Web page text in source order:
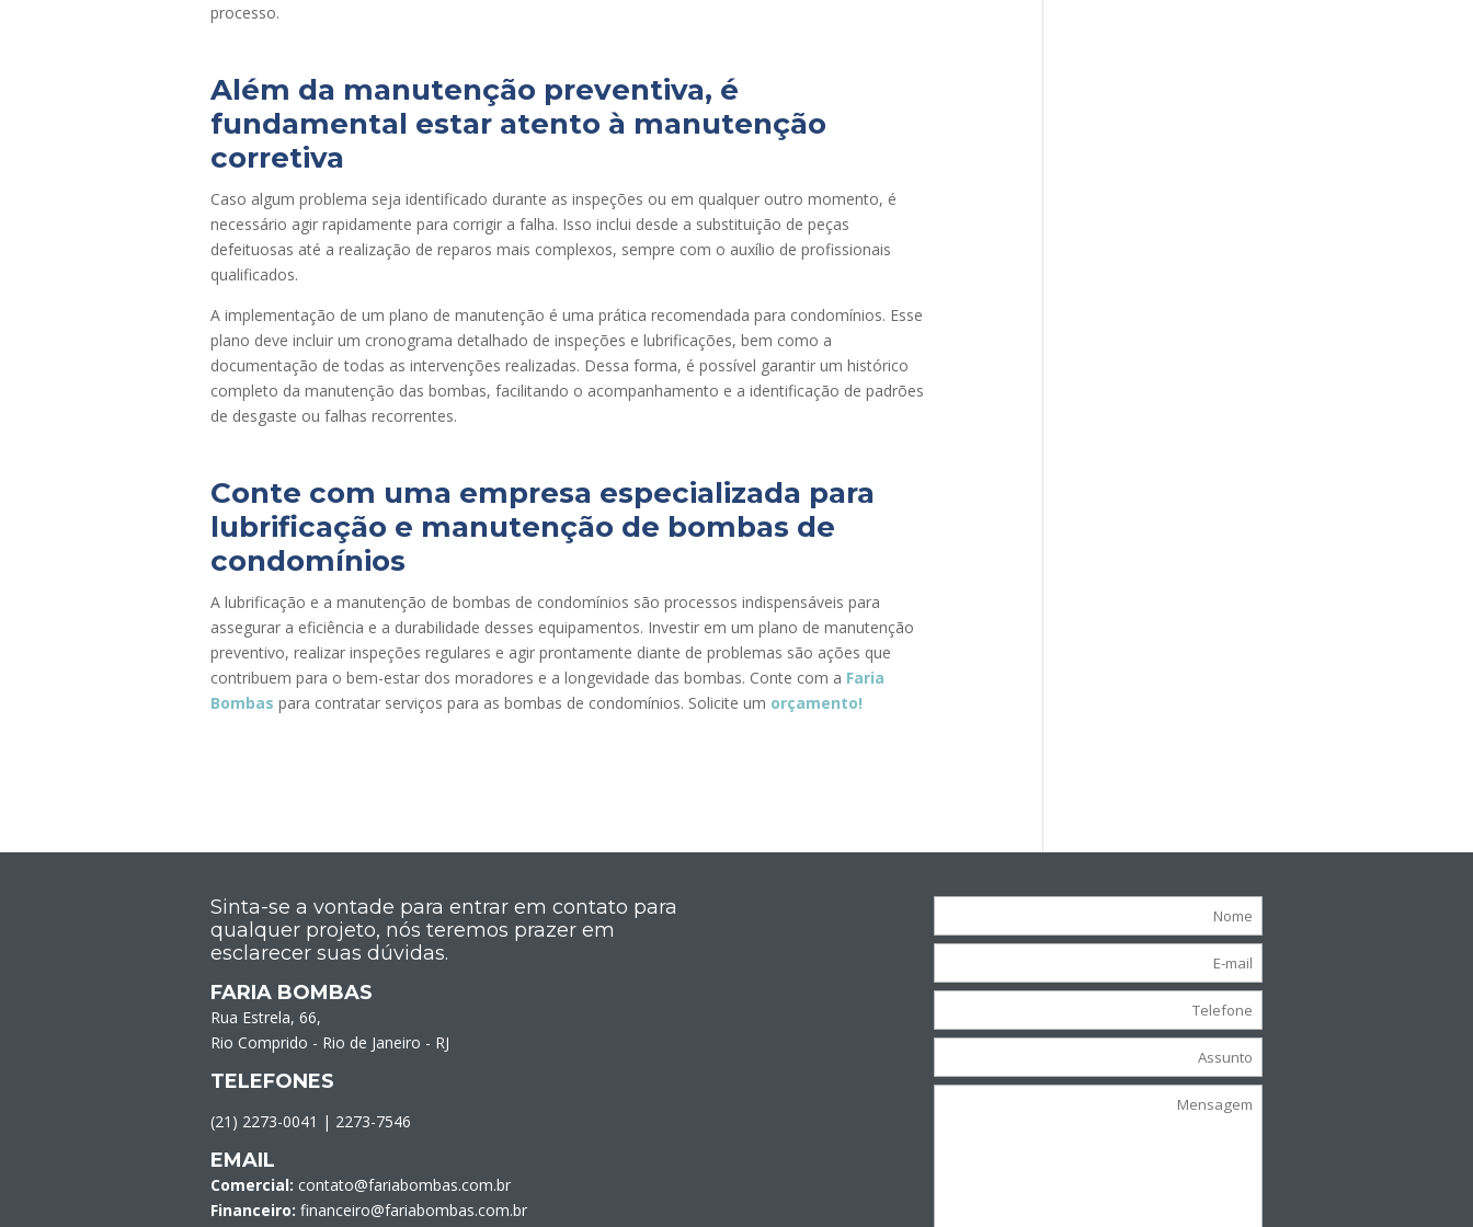
processo.
Além da manutenção preventiva, é
fundamental estar atento à manutenção
corretiva
Caso algum problema seja identificado durante as inspeções ou em qualquer outro momento, é
necessário agir rapidamente para corrigir a falha. Isso inclui desde a substituição de peças
defeituosas até a realização de reparos mais complexos, sempre com o auxílio de profissionais
qualificados.
A implementação de um plano de manutenção é uma prática recomendada para condomínios. Esse
plano deve incluir um cronograma detalhado de inspeções e lubrificações, bem como a
documentação de todas as intervenções realizadas. Dessa forma, é possível garantir um histórico
completo da manutenção das bombas, facilitando o acompanhamento e a identificação de padrões
de desgaste ou falhas recorrentes.
Conte com uma empresa especializada para
lubrificação e manutenção de bombas de
condomínios
A lubrificação e a manutenção de bombas de condomínios são processos indispensáveis para
assegurar a eficiência e a durabilidade desses equipamentos. Investir em um plano de manutenção
preventivo, realizar inspeções regulares e agir prontamente diante de problemas são ações que
contribuem para o bem-estar dos moradores e a longevidade das bombas. Conte com a Faria
Bombas para contratar serviços para as bombas de condomínios. Solicite um orçamento!
Sinta-se a vontade para entrar em contato para
qualquer projeto, nós teremos prazer em
esclarecer suas dúvidas.
FARIA BOMBAS
Rua Estrela, 66,
Rio Comprido - Rio de Janeiro - RJ
TELEFONES
(21) 2273-0041 | 2273-7546
EMAIL
Comercial: contato@fariabombas.com.br
Financeiro: financeiro@fariabombas.com.br